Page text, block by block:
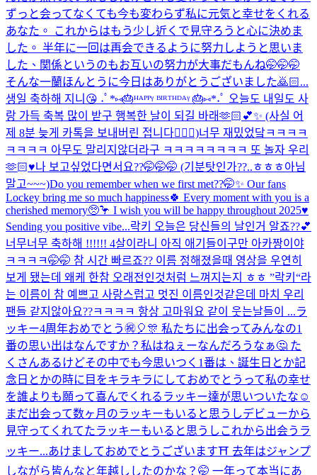
ずっと会ってなくても今も変わらず私に元気と幸せをくれる
あなた。 これからはもう少し近くで見守ろうと心に決めま
した。 半年に一回は再会できるように努力しようと思いま
した、関係というのもお互いの努力が大事だもんね🤭🤭🤭
そんな一蘭ほんとうに今日はありがとうございました🙇🏻...
생일 축하해 지니😘 ˖ﾟ*⑅🎂ᴴᴬᴾᴾᵞ ᴮᴵᴿᵀᴴᴰᴬᵞ 🎂⑅*˖ﾟ 오늘도 내일도 사
랑 가득 축복 많이 받구 행복한 날이 되길 바래🫶🏻💕✨ (사실 어
제 8분 늦게 카톡을 보내버린 접니다🙇🏻‍♀️)너무 재밌었닼ㅋㅋㅋㅋ
ㅋㅋㅋㅋ 아무도 말리지않더라구 ㅋㅋㅋㅋㅋㅋㅋㅋ 또 놀자 우리
🫶🏻♥️나 보고싶었다면서요??🤭🤭🤭 (기분탓인가??..ㅎㅎㅎ아님
말고~~~)Do you remember when we first met??🤭✨ Our fans
Lockey bring me so much happiness🍀 Every moment with you is a
cherished memory🥺🦩 I wish you will be happy throughout 2025♥️
Sending you positive vibe...락키 오늘은 당신들의 날인거 알죠??💕
너무너무 축하해 !!!!!! 4살이라니 아직 애기들이구만 아카짱이야
ㅋㅋㅋㅋ🤭🤭 참 시간 빠르죠?? 이름 정해졌을때 영상을 우연히
보게 됐는데 왜케 한참 오래전인것처럼 느껴지는지 ㅎㅎ ”락키“라
는 이름이 참 예쁘고 사랑스럽고 멋진 이름인것같은데 마치 우리
팬들 같지않아요??ㅋㅋㅋㅋ 항상 고마워요 같이 웃는날들이 ...ラ
ッキー4周年おめでとう㊗️🎈🎊 私たちに出会ってみんなの1
番の思い出はなんですか？私はねぇーなんだろうなぁ🤔 た
くさんあるけどその中でも今思いつく1番は、誕生日とか記
念日とかの時に目をキラキラにしておめでとうって私の幸せ
を誰よりも願って喜んでくれるラッキー達が思いついたな☺️
まだ出会って数ヶ月のラッキーもいると思うしデビューから
見守ってくれてたラッキーもいると思うしこれから出会うラ
ッキー...あけましておめでとうございます⛩ 去年はジャンプ
しながら皆んなと年越ししたのかな？🤭 一年って本当にあ